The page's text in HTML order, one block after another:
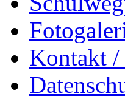
Kontakt /